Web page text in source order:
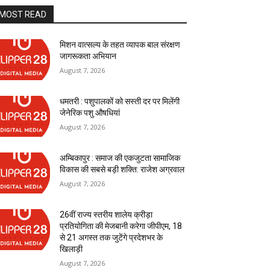
READ
मिशन वात्सल्य के तहत व्यापक बाल संरक्षण
जागरूकता अभियान
August 7, 2026
धमतरी : पशुपालकों को सस्ती दर पर मिलेंगी
जेनेरिक पशु औषधियां
August 7, 2026
अम्बिकापुर : समाज की एकजुटता सामाजिक
विकास की सबसे बड़ी शक्ति: राजेश अग्रवाल
August 7, 2026
26वीं राज्य स्तरीय शालेय क्रीड़ा
प्रतियोगिता की मेजबानी करेगा जीपीएम, 18
से 21 अगस्त तक जुटेंगे प्रदेशभर के
खिलाड़ी
August 7, 2026